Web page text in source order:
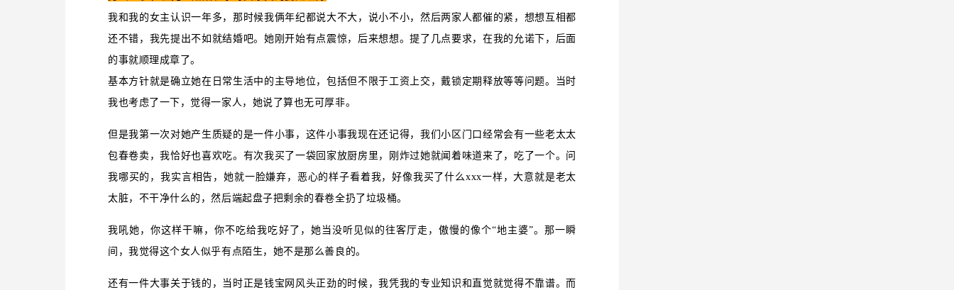
我和我的女主认识一年多，那时候我俩年纪都说大不大，说小不小，然后两家人都催的紧，想想互相都
还不错，我先提出不如就结婚吧。她刚开始有点震惊，后来想想。提了几点要求，在我的允诺下，后面
的事就顺理成章了。
基本方针就是确立她在日常生活中的主导地位，包括但不限于工资上交，戴锁定期释放等等问题。当时
我也考虑了一下，觉得一家人，她说了算也无可厚非。
但是我第一次对她产生质疑的是一件小事，这件小事我现在还记得，我们小区门口经常会有一些老太太
包春卷卖，我恰好也喜欢吃。有次我买了一袋回家放厨房里，刚炸过她就闻着味道来了，吃了一个。问
我哪买的，我实言相告，她就一脸嫌弃，恶心的样子看着我，好像我买了什么xxx一样，大意就是老太
太脏，不干净什么的，然后端起盘子把剩余的春卷全扔了垃圾桶。
我吼她，你这样干嘛，你不吃给我吃好了，她当没听见似的往客厅走，傲慢的像个“地主婆”。那一瞬
间，我觉得这个女人似乎有点陌生，她不是那么善良的。
还有一件大事关于钱的，当时正是钱宝网风头正劲的时候，我凭我的专业知识和直觉就觉得不靠谱。而